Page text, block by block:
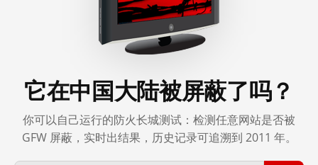
它在中国大陆被屏蔽了吗？
你可以自己运行的防火长城测试：检测任意网站是否被
GFW 屏蔽，实时出结果，历史记录可追溯到 2011 年。